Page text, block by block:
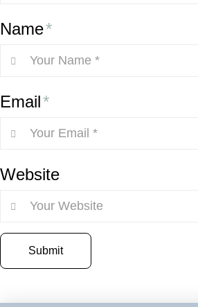
Name*
Email*
Website